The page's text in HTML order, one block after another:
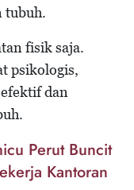
tubuh.
fisik saja.
psikologis,
dan
Perut Buncit
Kantoran